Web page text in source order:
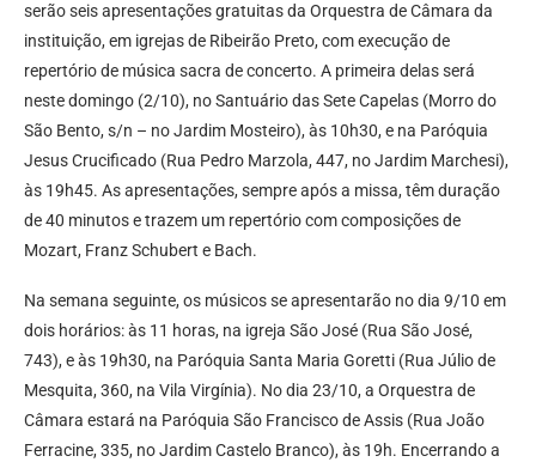
serão seis apresentações gratuitas da Orquestra de Câmara da
instituição, em igrejas de Ribeirão Preto, com execução de
repertório de música sacra de concerto. A primeira delas será
neste domingo (2/10), no Santuário das Sete Capelas (Morro do
São Bento, s/n – no Jardim Mosteiro), às 10h30, e na Paróquia
Jesus Crucificado (Rua Pedro Marzola, 447, no Jardim Marchesi),
às 19h45. As apresentações, sempre após a missa, têm duração
de 40 minutos e trazem um repertório com composições de
Mozart, Franz Schubert e Bach.
Na semana seguinte, os músicos se apresentarão no dia 9/10 em
dois horários: às 11 horas, na igreja São José (Rua São José,
743), e às 19h30, na Paróquia Santa Maria Goretti (Rua Júlio de
Mesquita, 360, na Vila Virgínia). No dia 23/10, a Orquestra de
Câmara estará na Paróquia São Francisco de Assis (Rua João
Ferracine, 335, no Jardim Castelo Branco), às 19h. Encerrando a